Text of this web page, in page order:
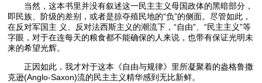
当然，这本书里并没有叙述这一民主主义母国政体的黑暗部分，
即民族、阶级的差别，或者是掠夺殖民地的“负”的侧面。尽管如此，
在反对军国主 义、反对法西斯主义的潮流下，“自由”、“民主主义”等
字眼，对于在连每天的粮食都不能确保的人来说，也带有保证光明未
来的希望光辉。
正因如此，我才对于这本《自由与规律》里所凝聚着的盎格鲁撒
克逊(Anglo-Saxon)流的民主主义精华感到无比新鲜。